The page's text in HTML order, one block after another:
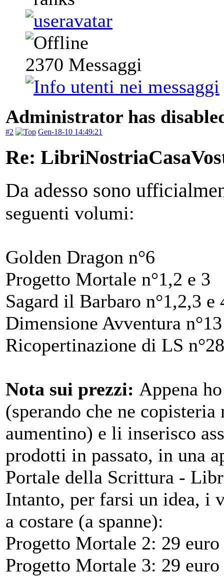
2370 Messaggi
Administrator has
#2 Gen-18-10 14:49:21
Re:
Da adesso sono
seguenti volumi:
Golden Dragon n°6
Progetto Mortale n°1,2 e 3
Sagard il Barbaro n°1,2,3 e
Dimensione Avventura n°13
Ricopertinazione di LS n°28
Nota sui prezzi: Appena
(sperando che ne
aumentino) e li inserisco
prodotti in passato, in una
Portale della Scrittura -
Intanto, per farsi un idea, i
a costare (a spanne):
Progetto Mortale 2: 29 euro
Progetto Mortale 3: 29 euro